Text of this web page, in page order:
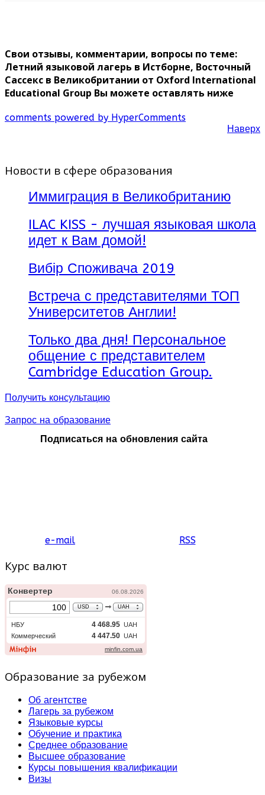
Свои отзывы, комментарии, вопросы по теме:
Летний языковой лагерь в Истборне, Восточный
Сассекс в Великобритании от Oxford International
Educational Group Вы можете оставлять ниже
comments powered by HyperComments
Наверх
Новости в сфере образования
Иммиграция в Великобританию
ILAC KISS - лучшая языковая школа
идет к Вам домой!
Вибір Споживача 2019
Встреча с представителями ТОП
Университетов Англии!
Только два дня! Персональное
общение с представителем
Cambridge Education Group.
Получить консультацию
Запрос на образование
Подписаться на обновления сайта
e-mail RSS
Курс валют
Образование за рубежом
Об агентстве
Лагерь за рубежом
Языковые курсы
Обучение и практика
Среднее образование
Высшее образование
Курсы повышения квалификации
Визы